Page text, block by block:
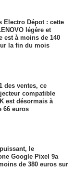
Electro Dépot : cette
légère et
est à moins de 140
la fin du mois
des ventes, ce
compatible
est désormais à
66 euros
le
Google Pixel 9a
de 380 euros sur